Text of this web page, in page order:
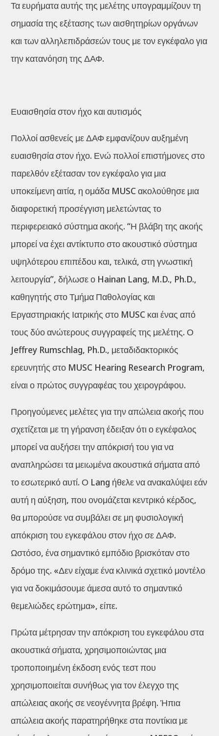
Τα ευρήματα αυτής της μελέτης υπογραμμίζουν τη
σημασία της εξέτασης των αισθητηρίων οργάνων
και των αλληλεπιδράσεών τους με τον εγκέφαλο για
την κατανόηση της ΔΑΦ.
Ευαισθησία στον ήχο και αυτισμός
Πολλοί ασθενείς με ΔΑΦ εμφανίζουν αυξημένη
ευαισθησία στον ήχο. Ενώ πολλοί επιστήμονες στο
παρελθόν εξέτασαν τον εγκέφαλο για μια
υποκείμενη αιτία, η ομάδα MUSC ακολούθησε μια
διαφορετική προσέγγιση μελετώντας το
περιφερειακό σύστημα ακοής. “Η βλάβη της ακοής
μπορεί να έχει αντίκτυπο στο ακουστικό σύστημα
υψηλότερου επιπέδου και, τελικά, στη γνωστική
λειτουργία”, δήλωσε ο Hainan Lang, M.D., Ph.D.,
καθηγητής στο Τμήμα Παθολογίας και
Εργαστηριακής Ιατρικής στο MUSC και ένας από
τους δύο ανώτερους συγγραφείς της μελέτης. Ο
Jeffrey Rumschlag, Ph.D., μεταδιδακτορικός
ερευνητής στο MUSC Hearing Research Program,
είναι ο πρώτος συγγραφέας του χειρογράφου.
Προηγούμενες μελέτες για την απώλεια ακοής που
σχετίζεται με τη γήρανση έδειξαν ότι ο εγκέφαλος
μπορεί να αυξήσει την απόκρισή του για να
αναπληρώσει τα μειωμένα ακουστικά σήματα από
το εσωτερικό αυτί. Ο Lang ήθελε να ανακαλύψει εάν
αυτή η αύξηση, που ονομάζεται κεντρικό κέρδος,
θα μπορούσε να συμβάλει σε μη φυσιολογική
απόκριση του εγκεφάλου στον ήχο σε ΔΑΦ.
Ωστόσο, ένα σημαντικό εμπόδιο βρισκόταν στο
δρόμο της. «Δεν είχαμε ένα κλινικά σχετικό μοντέλο
για να δοκιμάσουμε άμεσα αυτό το σημαντικό
θεμελιώδες ερώτημα», είπε.
Πρώτα μέτρησαν την απόκριση του εγκεφάλου στα
ακουστικά σήματα, χρησιμοποιώντας μια
τροποποιημένη έκδοση ενός τεστ που
χρησιμοποιείται συνήθως για τον έλεγχο της
απώλειας ακοής σε νεογέννητα βρέφη. Ήπια
απώλεια ακοής παρατηρήθηκε στα ποντίκια με